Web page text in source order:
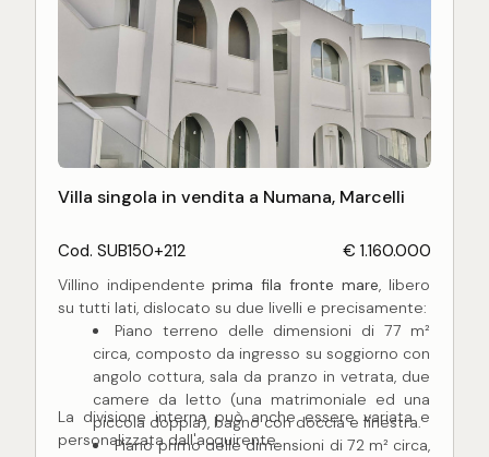
Villa singola in vendita a Numana, Marcelli
Cod. SUB150+212 € 1.160.000
Villino indipendenteprima fila fronte mare , libero
su tutti lati, dislocato su due livelli e precisamente:
Piano terreno delle dimensioni di 77 m²
circa, composto da ingresso su soggiorno con
angolo cottura, sala da pranzo in vetrata, due
camere da letto (una matrimoniale ed una
piccola doppia), bagno con doccia e finestra.
Piano primo delle dimensioni di 72 m² circa,
La divisione interna può anche essere variata e
personalizzata dall'acquirente.